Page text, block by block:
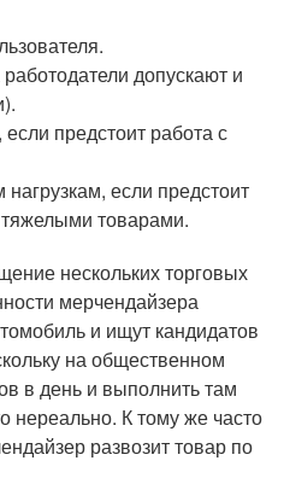
допускают и
предстоит работа с
если предстоит
товарами.
нескольких торговых
мерчендайзера
и ищут кандидатов
на общественном
в день и выполнить там
нереально. К тому же часто
развозит товар по